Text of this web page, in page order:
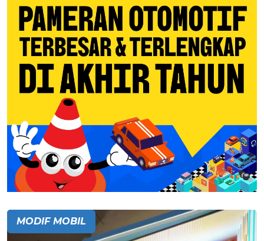
MODIF MOBIL